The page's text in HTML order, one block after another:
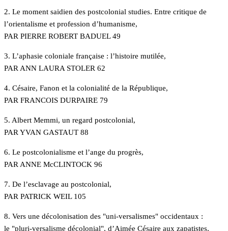
2. Le moment saidien des postcolonial studies. Entre critique de
l’orientalisme et profession d’humanisme,
PAR PIERRE ROBERT BADUEL 49
3. L’aphasie coloniale française : l’histoire mutilée,
PAR ANN LAURA STOLER 62
4. Césaire, Fanon et la colonialité de la République,
PAR FRANCOIS DURPAIRE 79
5. Albert Memmi, un regard postcolonial,
PAR YVAN GASTAUT 88
6. Le postcolonialisme et l’ange du progrès,
PAR ANNE McCLINTOCK 96
7. De l’esclavage au postcolonial,
PAR PATRICK WEIL 105
8. Vers une décolonisation des "uni-versalismes" occidentaux :
le "pluri-versalisme décolonial", d’Aimée Césaire aux zapatistes,